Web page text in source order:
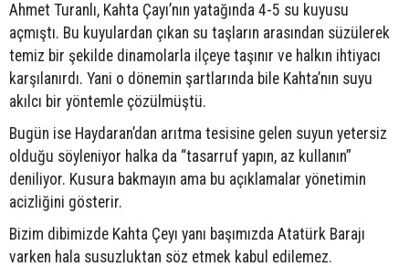
Ahmet Turanlı, Kahta Çayı’nın yatağında 4-5 su kuyusu
açmıştı. Bu kuyulardan çıkan su taşların arasından süzülerek
temiz bir şekilde dinamolarla ilçeye taşınır ve halkın ihtiyacı
karşılanırdı. Yani o dönemin şartlarında bile Kahta’nın suyu
akılcı bir yöntemle çözülmüştü.
Bugün ise Haydaran’dan arıtma tesisine gelen suyun yetersiz
olduğu söyleniyor halka da “tasarruf yapın, az kullanın”
deniliyor. Kusura bakmayın ama bu açıklamalar yönetimin
acizliğini gösterir.
Bizim dibimizde Kahta Çeyı yanı başımızda Atatürk Barajı
varken hala susuzluktan söz etmek kabul edilemez.